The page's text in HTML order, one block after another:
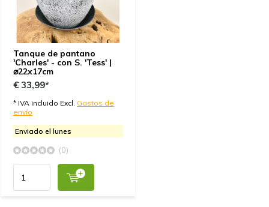
Tanque de pantano
'Charles' - con S. 'Tess' |
⌀22x17cm
€ 33,99*
* IVA incluido Excl. Gastos de
envío
Enviado el lunes
(0)